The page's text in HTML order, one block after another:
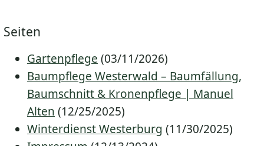
Seiten
Gartenpflege (03/11/2026)
Baumpflege Westerwald – Baumfällung,
Baumschnitt & Kronenpflege | Manuel
Alten (12/25/2025)
Winterdienst Westerburg (11/30/2025)